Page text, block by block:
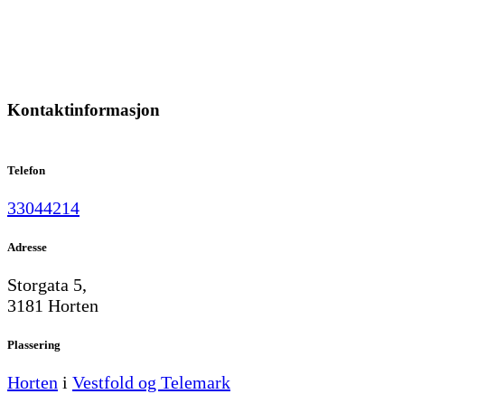
Kontaktinformasjon
Telefon
33044214
Adresse
Storgata 5,
3181 Horten
Plassering
Horten i Vestfold og Telemark